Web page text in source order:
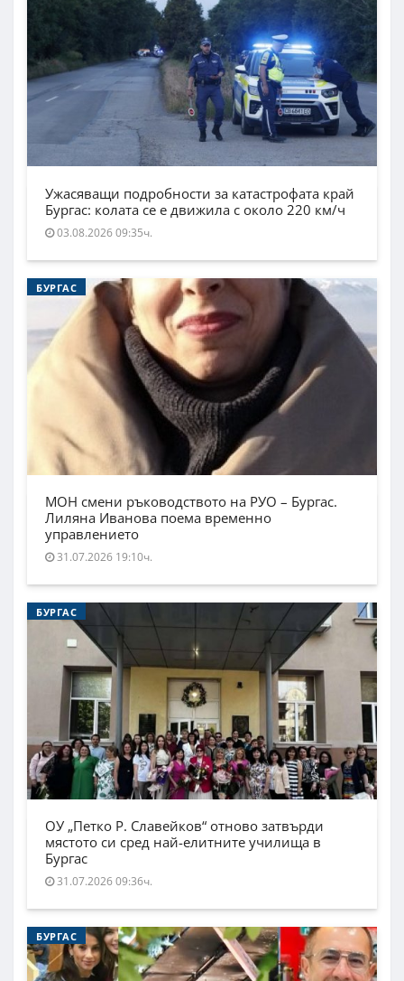
Ужасяващи подробности за катастрофата край
Бургас: колата се е движила с около 220 км/ч
03.08.2026 09:35ч.
БУРГАС
МОН смени ръководството на РУО – Бургас.
Лиляна Иванова поема временно
управлението
31.07.2026 19:10ч.
БУРГАС
ОУ „Петко Р. Славейков“ отново затвърди
мястото си сред най-елитните училища в
Бургас
31.07.2026 09:36ч.
БУРГАС